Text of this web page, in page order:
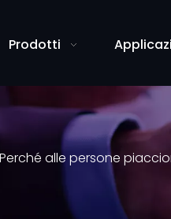
Prodotti
Perché alle persone